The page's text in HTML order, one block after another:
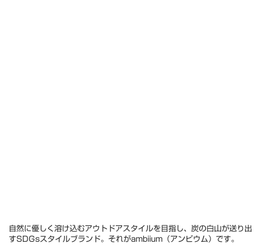
自然に優しく溶け込むアウトドアスタイルを目指し、炭の白山が送り出
すSDGsスタイルブランド。それがambiium（アンビウム）です。